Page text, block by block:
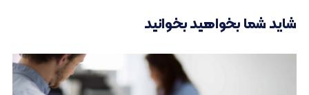
شاید شما بخواهید بخوانید